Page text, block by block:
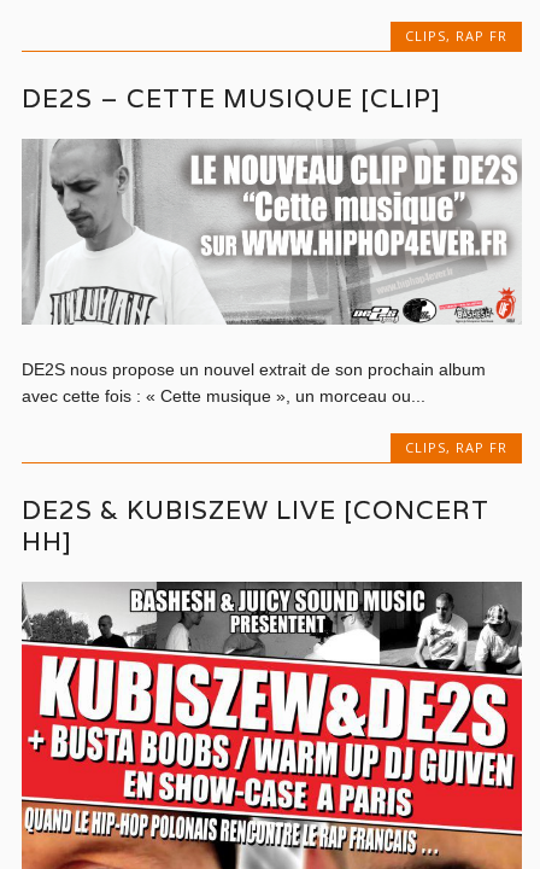
CLIPS, RAP FR
DE2S – CETTE MUSIQUE [CLIP]
DE2S nous propose un nouvel extrait de son prochain album
avec cette fois : « Cette musique », un morceau ou...
CLIPS, RAP FR
DE2S & KUBISZEW LIVE [CONCERT
HH]